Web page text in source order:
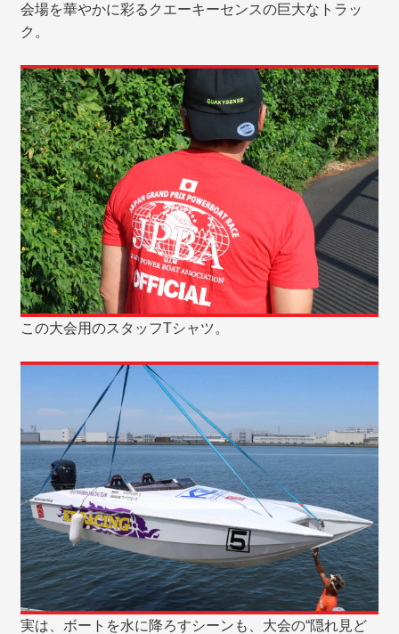
会場を華やかに彩るクエーキーセンスの巨大なトラッ
ク。
この大会用のスタッフTシャツ。
実は、ボートを水に降ろすシーンも、大会の“隠れ見ど